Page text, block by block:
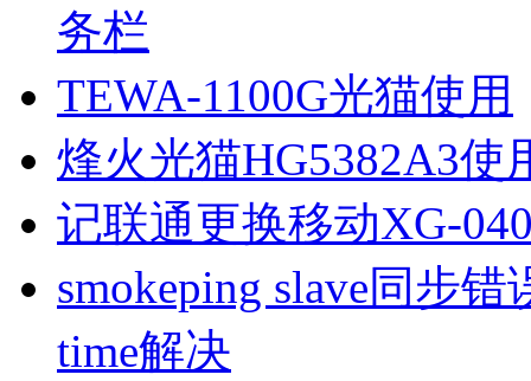
务栏
TEWA-1100G光猫使用
烽火光猫HG5382A3使
记联通更换移动XG-
smokeping slave同步错
time解决